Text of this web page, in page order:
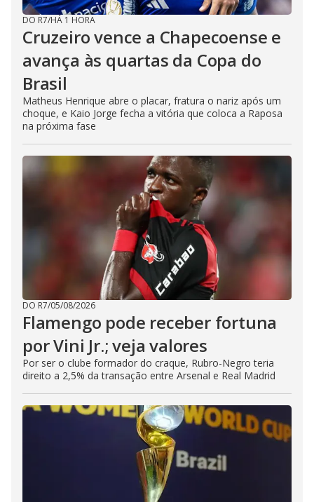
DO R7/HÁ 1 HORA
Cruzeiro vence a Chapecoense e
avança às quartas da Copa do
Brasil
Matheus Henrique abre o placar, fratura o nariz após um
choque, e Kaio Jorge fecha a vitória que coloca a Raposa
na próxima fase
DO R7/05/08/2026
Flamengo pode receber fortuna
por Vini Jr.; veja valores
Por ser o clube formador do craque, Rubro-Negro teria
direito a 2,5% da transação entre Arsenal e Real Madrid